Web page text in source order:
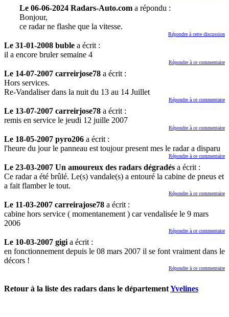
Le 06-06-2024 Radars-Auto.com a répondu :
Bonjour,
ce radar ne flashe que la vitesse.
Répondre à cette discussion
Le 31-01-2008 buble a écrit :
il a encore bruler semaine 4
Répondre à ce commentaire
Le 14-07-2007 carreirjose78 a écrit :
Hors services.
Re-Vandaliser dans la nuit du 13 au 14 Juillet
Répondre à ce commentaire
Le 13-07-2007 carreirjose78 a écrit :
remis en service le jeudi 12 juille 2007
Répondre à ce commentaire
Le 18-05-2007 pyro206 a écrit :
l'heure du jour le panneau est toujour present mes le radar a disparu
Répondre à ce commentaire
Le 23-03-2007 Un amoureux des radars dégradés a écrit :
Ce radar a été brûlé. Le(s) vandale(s) a entouré la cabine de pneus et
a fait flamber le tout.
Répondre à ce commentaire
Le 11-03-2007 carreirajose78 a écrit :
cabine hors service ( momentanement ) car vendalisée le 9 mars
2006
Répondre à ce commentaire
Le 10-03-2007 gigi a écrit :
en fonctionnement depuis le 08 mars 2007 il se font vraiment dans le
décors !
Répondre à ce commentaire
Retour à la liste des radars dans le départementYvelines